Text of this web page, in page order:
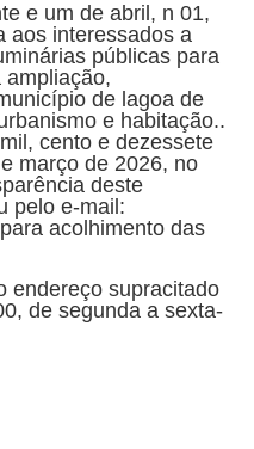
e um de abril, n 01,
aos interessados a
públicas para
ampliação,
de lagoa de
e habitação..
cento e dezessete
março de 2026, no
deste
pelo e-mail:
acolhimento das
endereço supracitado
de segunda a sexta-